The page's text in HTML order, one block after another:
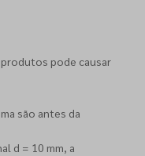
pode causar
são antes da
d = 10 mm, a